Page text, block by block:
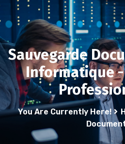
Sauvegarde
Informatique
You Are Currently Here!